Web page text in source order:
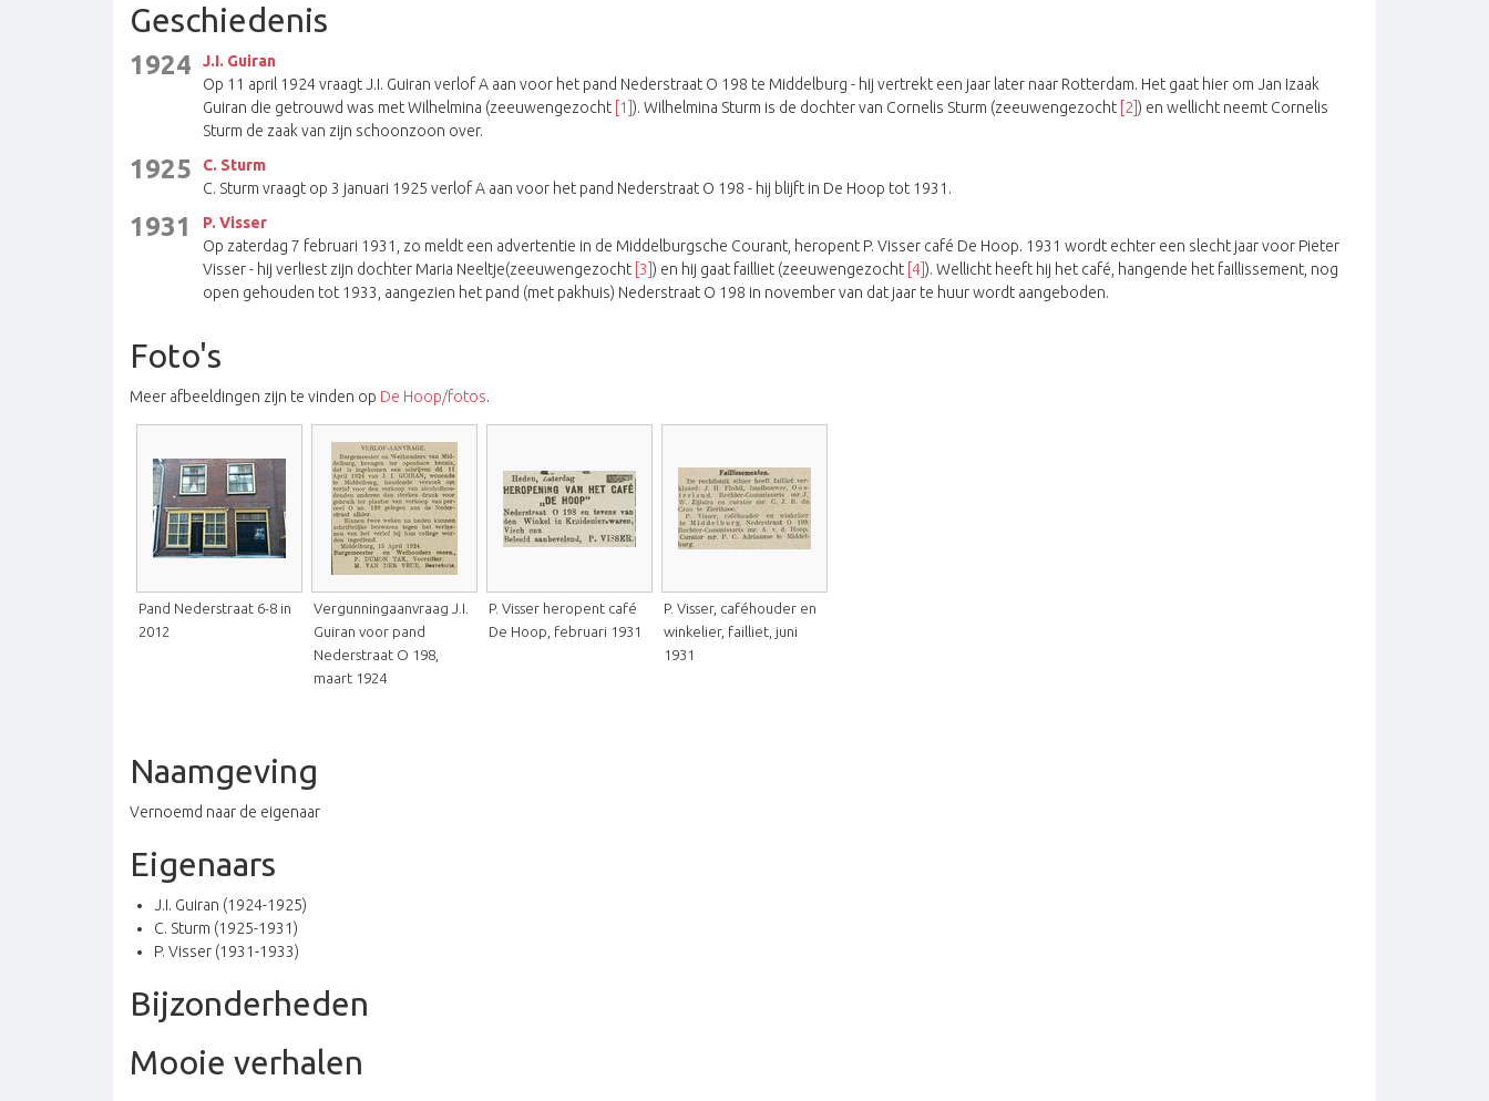
Geschiedenis
1924
J.I. Guiran
Op 11 april 1924 vraagt J.I. Guiran verlof A aan voor het pand Nederstraat O 198 te Middelburg - hij vertrekt een jaar later naar Rotterdam. Het gaat hier om Jan Izaak
Guiran die getrouwd was met Wilhelmina (zeeuwengezocht [1] ). Wilhelmina Sturm is de dochter van Cornelis Sturm (zeeuwengezocht [2] ) en wellicht neemt Cornelis
Sturm de zaak van zijn schoonzoon over.
1925
C. Sturm
C. Sturm vraagt op 3 januari 1925 verlof A aan voor het pand Nederstraat O 198 - hij blijft in De Hoop tot 1931.
1931
P. Visser
Op zaterdag 7 februari 1931, zo meldt een advertentie in de Middelburgsche Courant, heropent P. Visser café De Hoop. 1931 wordt echter een slecht jaar voor Pieter
Visser - hij verliest zijn dochter Maria Neeltje(zeeuwengezocht [3] ) en hij gaat failliet (zeeuwengezocht [4] ). Wellicht heeft hij het café, hangende het faillissement, nog
open gehouden tot 1933, aangezien het pand (met pakhuis) Nederstraat O 198 in november van dat jaar te huur wordt aangeboden.
Foto's
Meer afbeeldingen zijn te vinden op De Hoop/fotos.
Pand Nederstraat 6-8 in
2012
Vergunningaanvraag J.I.
Guiran voor pand
Nederstraat O 198,
maart 1924
P. Visser heropent café
De Hoop, februari 1931
P. Visser, caféhouder en
winkelier, failliet, juni
1931
Naamgeving
Vernoemd naar de eigenaar
Eigenaars
J.I. Guiran (1924-1925)
C. Sturm (1925-1931)
P. Visser (1931-1933)
Bijzonderheden
Mooie verhalen